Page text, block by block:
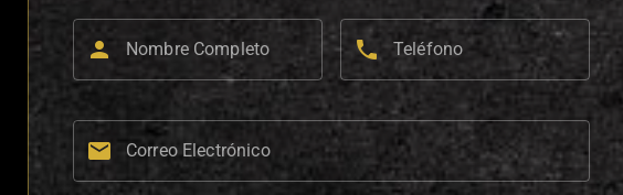
person Nombre Completo phone Teléfono
email Correo Electrónico